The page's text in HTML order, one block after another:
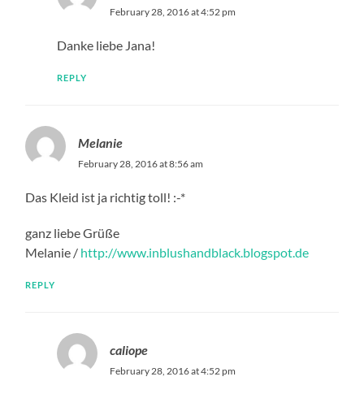
February 28, 2016 at 4:52 pm
Danke liebe Jana!
REPLY
Melanie
February 28, 2016 at 8:56 am
Das Kleid ist ja richtig toll! :-*
ganz liebe Grüße
Melanie / http://www.inblushandblack.blogspot.de
REPLY
caliope
February 28, 2016 at 4:52 pm